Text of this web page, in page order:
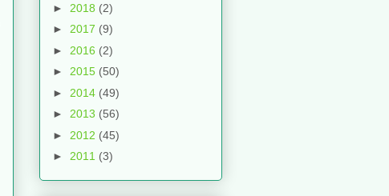
► 2018 (2)
► 2017 (9)
► 2016 (2)
► 2015 (50)
► 2014 (49)
► 2013 (56)
► 2012 (45)
► 2011 (3)